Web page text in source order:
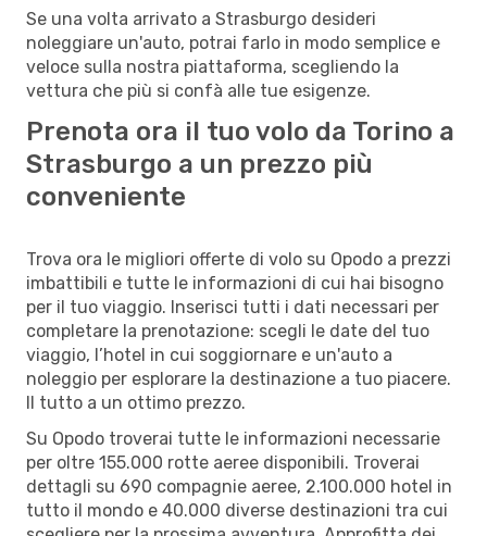
Se una volta arrivato a Strasburgo desideri
noleggiare un'auto, potrai farlo in modo semplice e
veloce sulla nostra piattaforma, scegliendo la
vettura che più si confà alle tue esigenze.
Prenota ora il tuo volo da Torino a
Strasburgo a un prezzo più
conveniente
Trova ora le migliori offerte di volo su Opodo a prezzi
imbattibili e tutte le informazioni di cui hai bisogno
per il tuo viaggio. Inserisci tutti i dati necessari per
completare la prenotazione: scegli le date del tuo
viaggio, l’hotel in cui soggiornare e un'auto a
noleggio per esplorare la destinazione a tuo piacere.
Il tutto a un ottimo prezzo.
Su Opodo troverai tutte le informazioni necessarie
per oltre 155.000 rotte aeree disponibili. Troverai
dettagli su 690 compagnie aeree, 2.100.000 hotel in
tutto il mondo e 40.000 diverse destinazioni tra cui